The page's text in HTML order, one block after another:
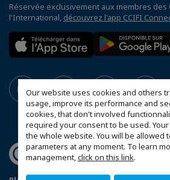
Our website uses cookies and others
usage, improve its performance and
cookies, that don't involved
required your consent to be used.
the whole website. You will be allowed
parameters at any moment. To learn
management,click on this link.
Réservée exclusivement aux membres des
l'International, découvrez l'app CCIFI